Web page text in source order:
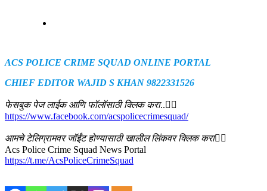
ACS POLICE CRIME SQUAD ONLINE PORTAL
CHIEF EDITOR WAJID S KHAN 9822331526
फेसबुक पेज लाईक आणि फॉलॉसाठी क्लिक करा..👇🏻
https://www.facebook.com/acspolicecrimesquad/
आमचे टेलिग्रामवर जॉईंट होण्यासाठी खालील लिंकवर क्लिक करा👇🏻
Acs Police Crime Squad News Portal
https://t.me/AcsPoliceCrimeSquad